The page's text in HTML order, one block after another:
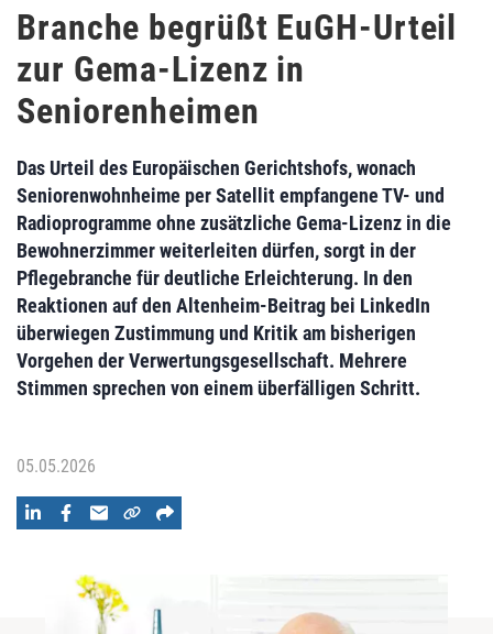
Branche begrüßt EuGH-Urteil
zur Gema-Lizenz in
Seniorenheimen
Das Urteil des Europäischen Gerichtshofs, wonach
Seniorenwohnheime per Satellit empfangene TV- und
Radioprogramme ohne zusätzliche Gema-Lizenz in die
Bewohnerzimmer weiterleiten dürfen, sorgt in der
Pflegebranche für deutliche Erleichterung. In den
Reaktionen auf den Altenheim-Beitrag bei LinkedIn
überwiegen Zustimmung und Kritik am bisherigen
Vorgehen der Verwertungsgesellschaft. Mehrere
Stimmen sprechen von einem überfälligen Schritt.
05.05.2026